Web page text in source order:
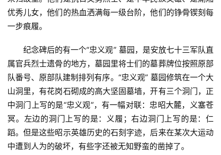
优秀儿女，他们的热血洒满每一级台阶，他们的铮骨锲刻每
一步痕履。
纪念碑后的有一个“忠义观” 墓园，是安放七十三军队直
属官兵烈士遗骨的地方，墓园里将士们的墓葬牌位按照原部
队番号、原部队建制排列有序。“忠义观” 墓园修筑在一个大
山洞里，有花岗石砌成的高大坚固墓墙，开有三个洞门，正
中洞门上写的是“忠义观”，有一幅对联：忠昭大麓，义塞苍
冥。左边的洞门上写的是：义履；右边洞门上写的是：仁
蹈。但是这些昭示英雄历史的石刻字迹，后来在某次大运动
中遭到人为的破坏，有些字还被无知野蛮的凿掉了。